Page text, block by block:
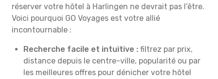
réserver votre hôtel à Harlingen ne devrait pas l’être.
Voici pourquoi GO Voyages est votre allié
incontournable :
Recherche facile et intuitive : filtrez par prix,
distance depuis le centre-ville, popularité ou par
les meilleures offres pour dénicher votre hôtel